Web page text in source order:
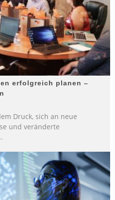
erfolgreich planen –
Druck, sich an neue
und veränderte